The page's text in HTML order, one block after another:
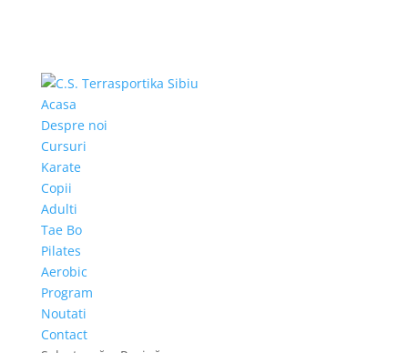
Acasa
Despre noi
Cursuri
Karate
Copii
Adulti
Tae Bo
Pilates
Aerobic
Program
Noutati
Contact